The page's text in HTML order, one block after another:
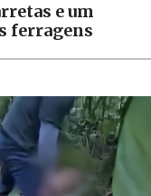
e um
ferragens